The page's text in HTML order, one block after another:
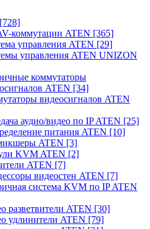
[728]
коммутации ATEN [365]
управления ATEN [29]
управления ATEN UNIZON
коммутаторы
ATEN [34]
видеосигналов ATEN
аудио/видео по IP ATEN [25]
питания ATEN [10]
ATEN [3]
KVM ATEN [2]
ATEN [7]
видеостен ATEN [7]
система KVM по IP ATEN
разветвители ATEN [30]
удлинители ATEN [79]